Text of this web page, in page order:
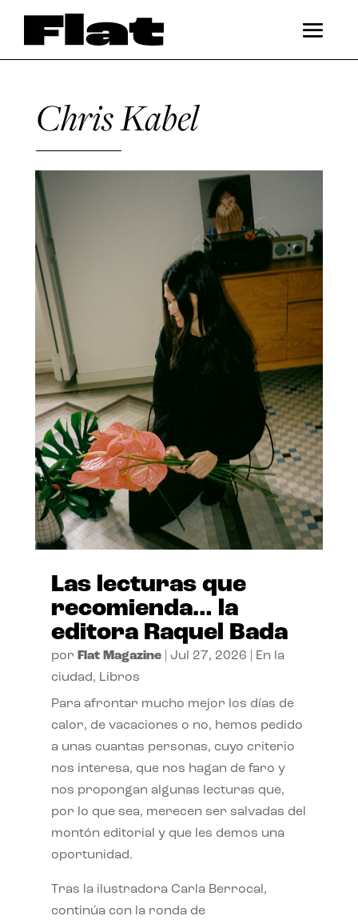
Chris Kabel
Las lecturas que
recomienda… la
editora Raquel Bada
por Flat Magazine| Jul 27, 2026
En la
ciudad, Libros
Para afrontar mucho mejor los días de
calor, de vacaciones o no, hemos pedido
a unas cuantas personas, cuyo criterio
nos interesa, que nos hagan de faro y
nos propongan algunas lecturas que,
por lo que sea, merecen ser salvadas del
montón editorial y que les demos una
oportunidad.
Tras la ilustradora Carla Berrocal,
continúa con la ronda de